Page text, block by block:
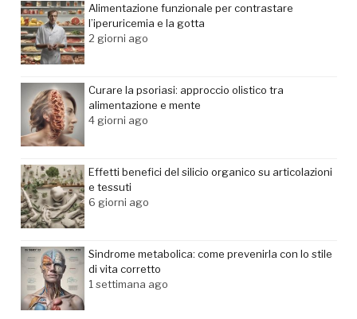
Alimentazione funzionale per contrastare
l’iperuricemia e la gotta
2 giorni ago
Curare la psoriasi: approccio olistico tra
alimentazione e mente
4 giorni ago
Effetti benefici del silicio organico su articolazioni
e tessuti
6 giorni ago
Sindrome metabolica: come prevenirla con lo stile
di vita corretto
1 settimana ago